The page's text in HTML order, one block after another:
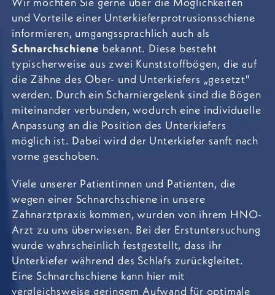
und Vorteile einer Unterkieferprotrusionsschiene
informieren, umgangssprachlich auch als
Schnarchschiene bekannt. Diese besteht
typischerweise aus zwei Kunststoffbögen, die auf
die Zähne des Ober- und Unterkiefers „gesetzt"
werden. Durch ein Scharniergelenk sind die Bögen
miteinander verbunden, wodurch eine individuelle
Anpassung an die Position des Unterkiefers
möglich ist. Dabei wird der Unterkiefer sanft nach
vorne geschoben.
Viele unserer Patientinnen und Patienten, die
wegen einer Schnarchschiene in unsere
Zahnarztpraxis kommen, wurden von ihrem HNO-
Arzt zu uns überwiesen. Bei der Erstuntersuchung
wurde wahrscheinlich festgestellt, dass ihr
Unterkiefer während des Schlafs zurückgleitet.
Eine Schnarchschiene kann hier mit
vergleichsweise geringem Aufwand für optimale